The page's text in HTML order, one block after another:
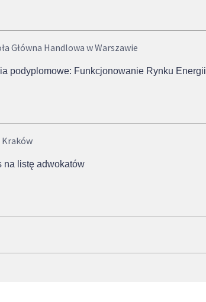
Główna Handlowa w Warszawie
podyplomowe: Funkcjonowanie Rynku Energii
Kraków
na listę adwokatów